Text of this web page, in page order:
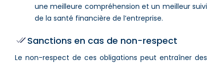
une meilleure compréhension et un meilleur suivi
de la santé financière de l’entreprise.
Sanctions en cas de non-respect
Le non-respect de ces obligations peut entraîner des